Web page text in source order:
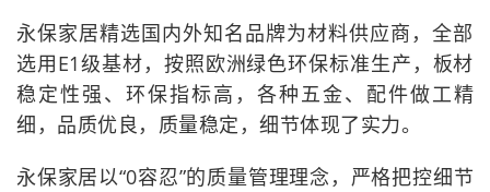
永保家居精选国内外知名品牌为材料供应商，全部
选用E1级基材，按照欧洲绿色环保标准生产，板材
稳定性强、环保指标高，各种五金、配件做工精
细，品质优良，质量稳定，细节体现了实力。
永保家居以“0容忍”的质量管理理念，严格把控细节